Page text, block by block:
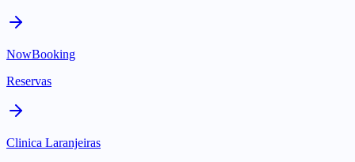
NowBooking
Reservas
Clinica Laranjeiras